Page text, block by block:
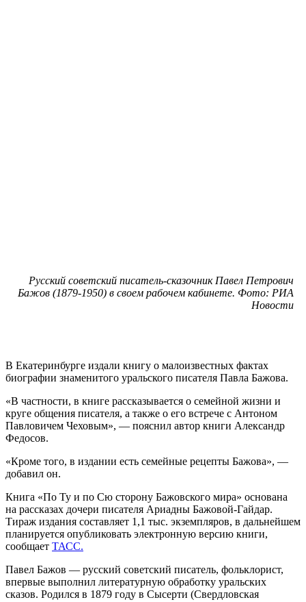
Русский советский писатель-сказочник Павел Петрович
Бажов (1879-1950) в своем рабочем кабинете. Фото: РИА
Новости
В Екатеринбурге издали книгу о малоизвестных фактах
биографии знаменитого уральского писателя Павла Бажова.
«В частности, в книге рассказывается о семейной жизни и
круге общения писателя, а также о его встрече с Антоном
Павловичем Чеховым», — пояснил автор книги Александр
Федосов.
«Кроме того, в издании есть семейные рецепты Бажова», —
добавил он.
Книга «По Ту и по Сю сторону Бажовского мира» основана
на рассказах дочери писателя Ариадны Бажовой-Гайдар.
Тираж издания составляет 1,1 тыс. экземпляров, в дальнейшем
планируется опубликовать электронную версию книги,
сообщает ТАСС.
Павел Бажов — русский советский писатель, фольклорист,
впервые выполнил литературную обработку уральских
сказов. Родился в 1879 году в Сысерти (Свердловская